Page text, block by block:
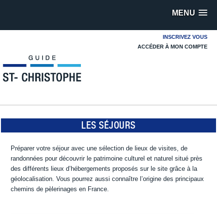
MENU
INSCRIVEZ VOUS
ACCÉDER À MON COMPTE
LES SÉJOURS
Préparer votre séjour avec une sélection de lieux de visites, de
randonnées pour découvrir le patrimoine culturel et naturel situé près
des différents lieux d’hébergements proposés sur le site grâce à la
géolocalisation. Vous pourrez aussi connaître l’origine des principaux
chemins de pèlerinages en France.